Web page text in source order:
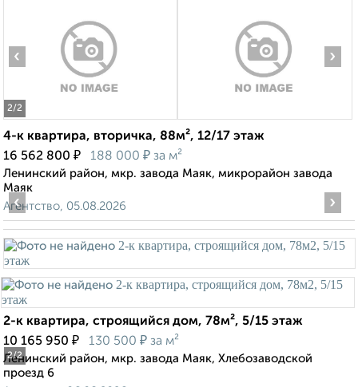
2/2
‹ ›
4-к квартира, вторичка, 88м², 12/17 этаж
16 562 800 ₽ 188 000 ₽ за м²
Ленинский район, мкр. завода Маяк, микрорайон завода
Маяк
Агентство, 05.08.2026
2/2
‹ ›
2-к квартира, строящийся дом, 78м², 5/15 этаж
10 165 950 ₽ 130 500 ₽ за м²
Ленинский район, мкр. завода Маяк, Хлебозаводской
проезд 6